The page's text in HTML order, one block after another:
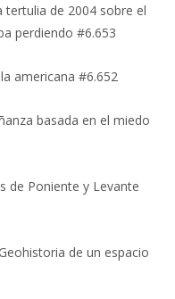
tertulia de 2004 sobre el
perdiendo #6.653
americana #6.652
basada en el miedo
de Poniente y Levante
de un espacio